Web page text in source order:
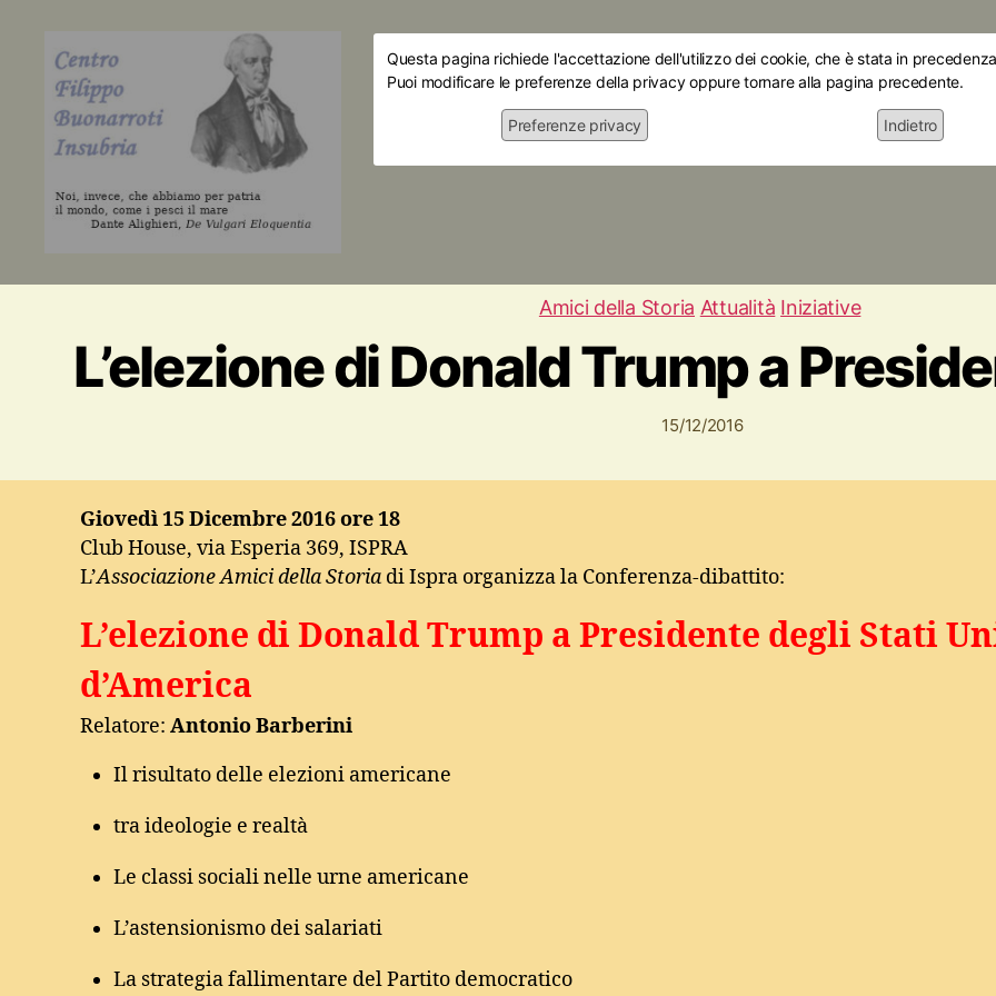
Home Le mostre
Questa pagina richiede l'accettazione dell'utilizzo dei cookie, che è stata in
Puoi modificare le preferenze della privacy oppure tornare alla pagina precedente.
Preferenze privacy Indietro
Amici della Storia Attualità Iniziative
L’elezione di Donald Trump a
15/12/2016
Giovedì 15 Dicembre 2016 ore 18
Club House, via Esperia 369, ISPRA
L’Associazione Amici della Storia di Ispra organizza la Conferenza-dibattito:
L’elezione di Donald Trump a Presidente degli Stati
d’America
Relatore: Antonio Barberini
Il risultato delle elezioni americane
tra ideologie e realtà
Le classi sociali nelle urne americane
L’astensionismo dei salariati
La strategia fallimentare del Partito democratico